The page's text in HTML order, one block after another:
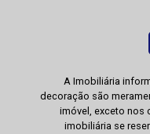
A Imobiliária
decoração são
imóvel, exceto nos
imobiliária se